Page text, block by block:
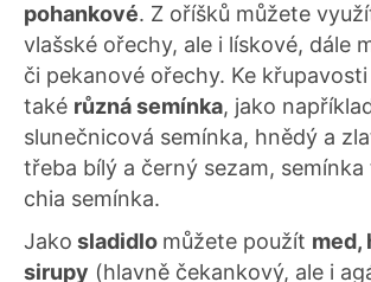
pohankové. Z oříšků můžete
vlašské ořechy, ale i lískové, dále
či pekanové ořechy. Ke
také různá semínka, jako
slunečnicová semínka, hnědý a
třeba bílý a černý sezam,
chia semínka.
Jako sladidlo můžete použít med,
sirupy (hlavně čekankový, ale i